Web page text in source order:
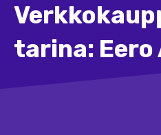
tarina: Eero